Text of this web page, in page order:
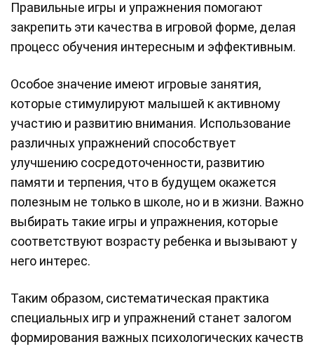
Правильные игры и упражнения помогают
закрепить эти качества в игровой форме, делая
процесс обучения интересным и эффективным.
Особое значение имеют игровые занятия,
которые стимулируют малышей к активному
участию и развитию внимания. Использование
различных упражнений способствует
улучшению сосредоточенности, развитию
памяти и терпения, что в будущем окажется
полезным не только в школе, но и в жизни. Важно
выбирать такие игры и упражнения, которые
соответствуют возрасту ребенка и вызывают у
него интерес.
Таким образом, систематическая практика
специальных игр и упражнений станет залогом
формирования важных психологических качеств